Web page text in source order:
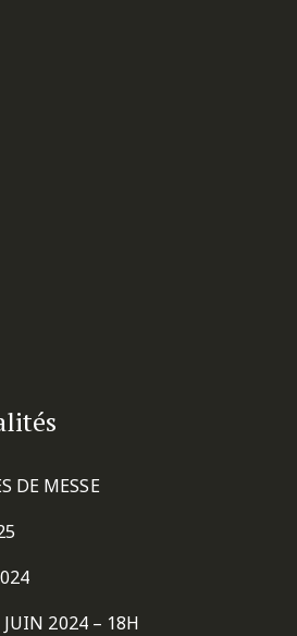
DE MESSE
JUIN 2024 – 18H